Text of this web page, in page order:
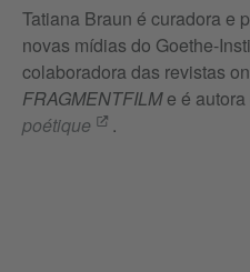
Tatiana Braun é curadora e
novas mídias do Goethe-
colaboradora das revistas
FRAGMENTFILMe é autora
poétique
.